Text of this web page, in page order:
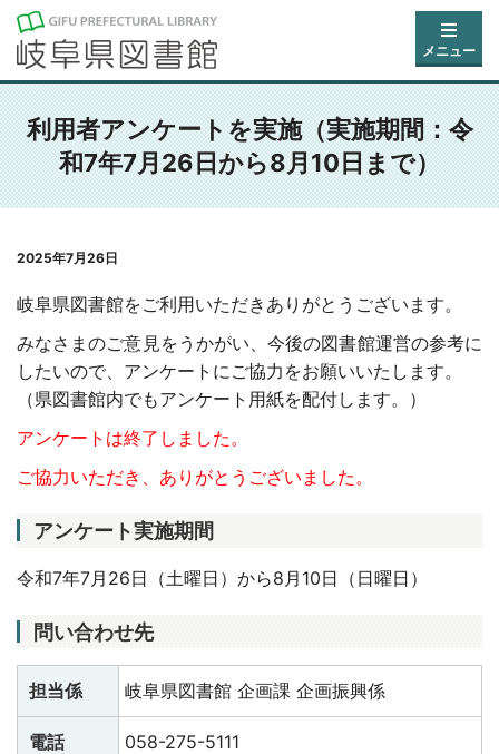
メニュー
利用者アンケートを実施（実施期間：令
和7年7月26日から8月10日まで）
2025年7月26日
岐阜県図書館をご利用いただきありがとうございます。
みなさまのご意見をうかがい、今後の図書館運営の参考に
したいので、アンケートにご協力をお願いいたします。
（県図書館内でもアンケート用紙を配付します。）
アンケートは終了しました。
ご協力いただき、ありがとうございました。
アンケート実施期間
令和7年7月26日（土曜日）から8月10日（日曜日）
問い合わせ先
担当係 岐阜県図書館 企画課 企画振興係
電話 058-275-5111